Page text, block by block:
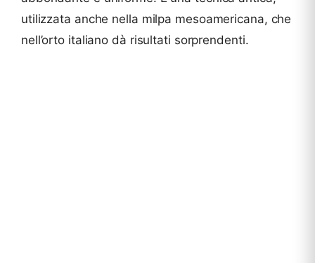
utilizzata anche nella milpa mesoamericana, che
nell’orto italiano dà risultati sorprendenti.